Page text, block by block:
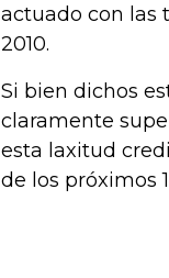
actuado con las
2010.
Si bien dichos
claramente
esta laxitud
de los próximos